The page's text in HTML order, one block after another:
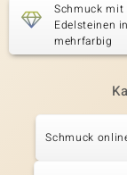
Schmuck mit
Edelsteinen in
mehrfarbig
Schmuck